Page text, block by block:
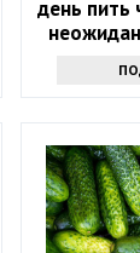
день пить